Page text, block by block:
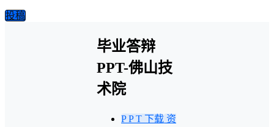
投稿
毕业答辩
PPT-佛山技
术院
P P T 下载 资